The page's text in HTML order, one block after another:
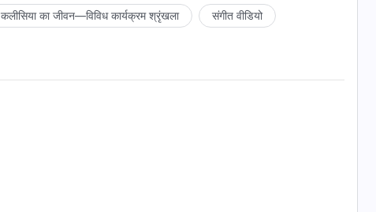
कलीसिया का जीवन—विविध कार्यक्रम श्रृंखला संगीत वीडियो